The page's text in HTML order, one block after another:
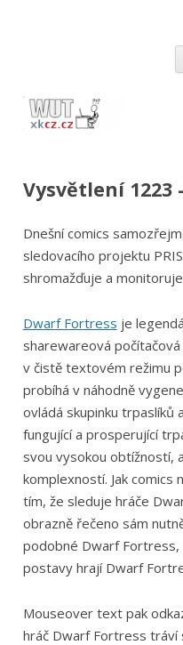
Vysvětlení 1223
Dnešní comics
sledovacího projektu
shromažďuje a
Dwarf Fortress je
sharewareová
v čistě textovém režimu
probíhá v náhodně
ovládá skupinku trpaslíků
fungující a prosperující
svou vysokou obtížností,
komplexností. Jak comics
tím, že sleduje hráče
obrazně řečeno sám
podobné Dwarf
postavy hrají Dwarf
Mouseover text pak
hráč Dwarf Fortress tráví